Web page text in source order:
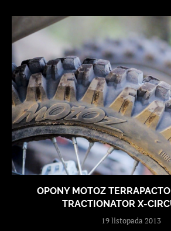
OPONY MOTOZ
TRACTIONATOR X-
19 listopada 2013